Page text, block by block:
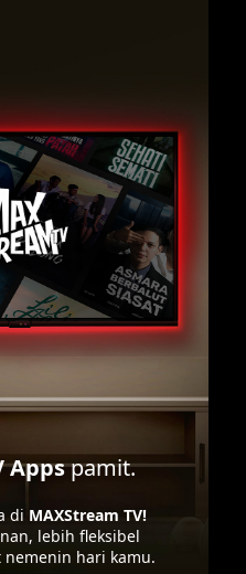
Appspamit.
di MAXStream TV!
lebih fleksibel
hari kamu.